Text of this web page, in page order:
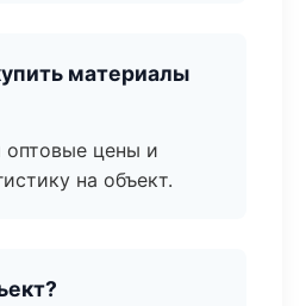
материалы
цены и
на объект.